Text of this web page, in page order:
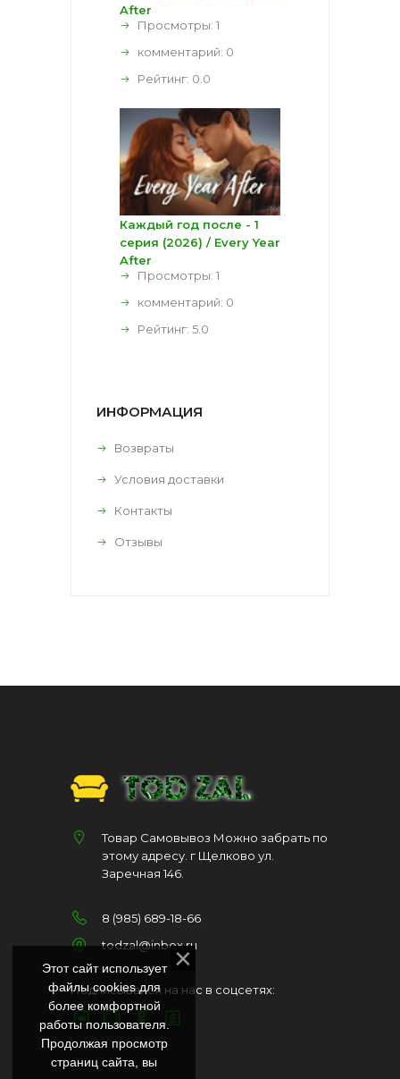
After
Просмотры: 1
комментарий: 0
Рейтинг: 0.0
Каждый год после - 1
серия (2026) / Every Year
After
Просмотры: 1
комментарий: 0
Рейтинг: 5.0
ИНФОРМАЦИЯ
Возвраты
Условия доставки
Контакты
Отзывы
Товар Самовывоз Можно забрать по
этому адресу. г Щелково ул.
Заречная 146.
8 (985) 689-18-66
todzal@inbox.ru
Подписывайся на нас в соцсетях:
Этот сайт использует
файлы cookies для
более комфортной
работы пользователя.
Продолжая просмотр
страниц сайта, вы